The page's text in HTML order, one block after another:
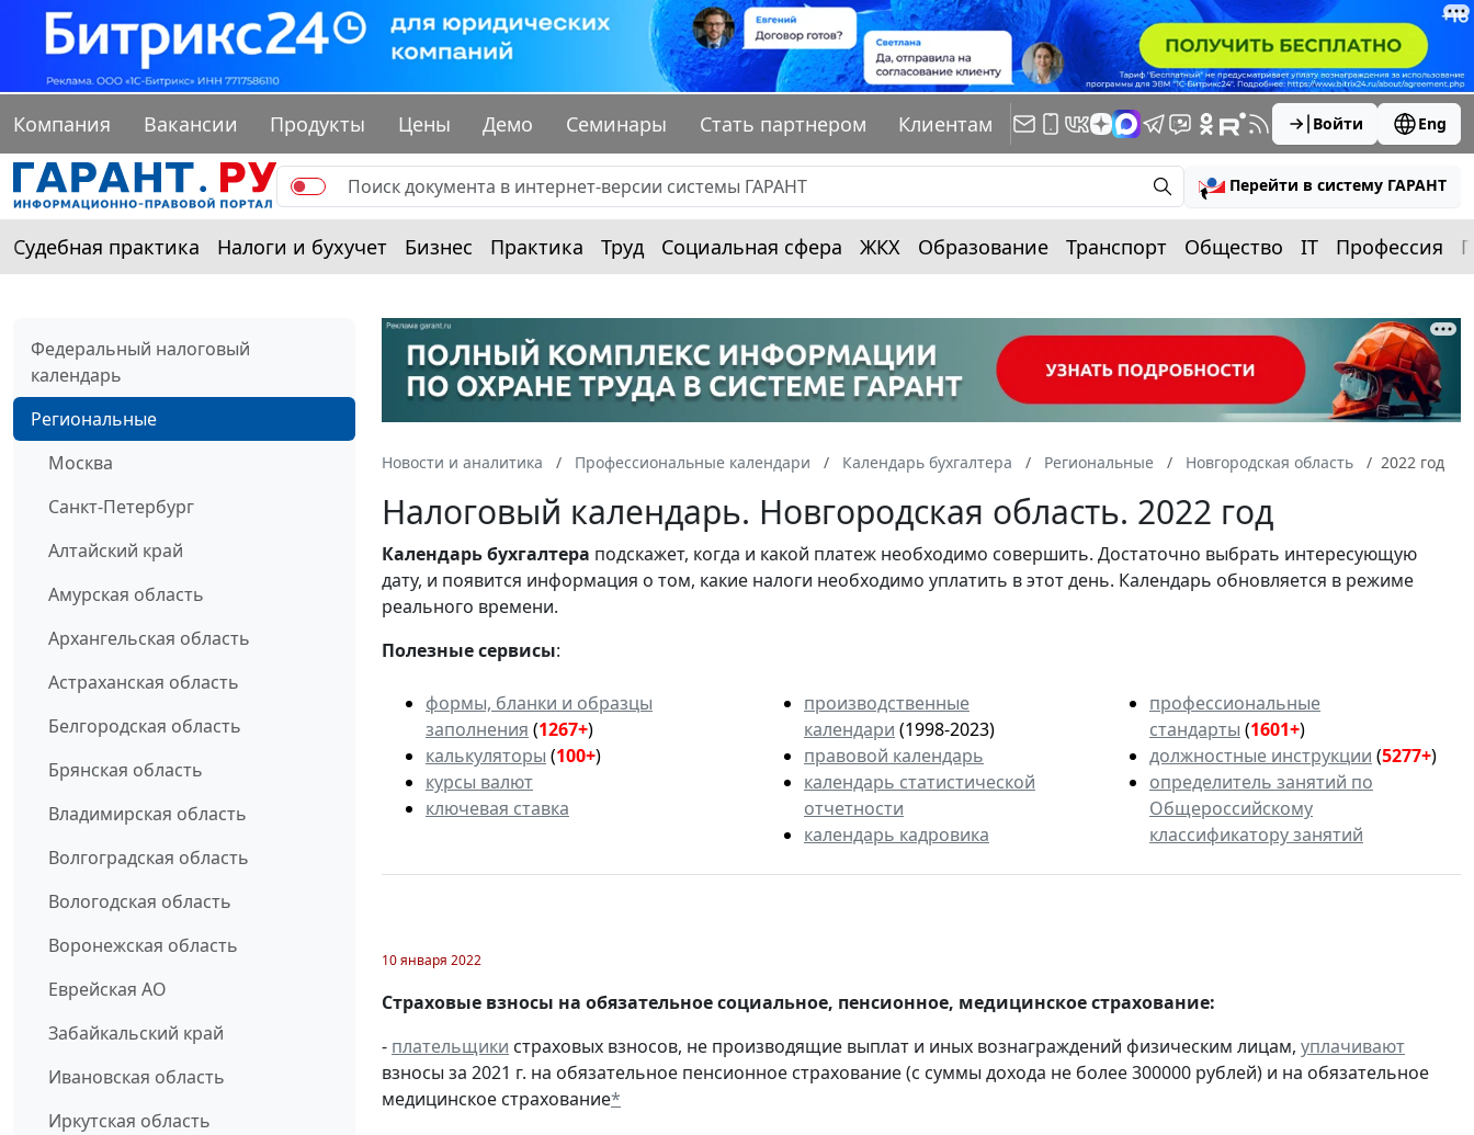
Компания Вакансии Продукты Цены Демо Семинары Стать партнером Клиентам Войти Eng
Перейти в систему ГАРАНТ
Судебная практика Налоги и бухучет Бизнес Практика Труд Социальная сфера ЖКХ Образование Транспорт Общество IT Профессия
Федеральный налоговый
календарь
Региональные
Москва
Санкт-Петербург
Алтайский край
Амурская область
Архангельская область
Астраханская область
Белгородская область
Брянская область
Владимирская область
Волгоградская область
Вологодская область
Воронежская область
Еврейская АО
Забайкальский край
Ивановская область
Иркутская область
Новости и аналитика Профессиональные календари Календарь бухгалтера Региональные Новгородская область 2022 год
Налоговый календарь. Новгородская область. 2022 год
Календарьбухгалтера подскажет, когда и какой платеж необходимо совершить. Достаточно выбрать интересующую
дату, и появится информация о том, какие налоги необходимо уплатить в этот день. Календарь обновляется в режиме
реального времени.
Полезные сервисы:
формы, бланки и образцы
заполнения (1267+)
калькуляторы (100+)
курсы валют
ключевая ставка
производственные
календари (1998-2023)
правовой календарь
календарь статистической
отчетности
календарь кадровика
профессиональные
стандарты (1601+)
должностные инструкции (5277+)
определитель занятий по
Общероссийскому
классификатору занятий
10 января 2022
Страховые взносы на обязательное социальное, пенсионное, медицинское страхование:
- плательщики страховых взносов, не производящие выплат и иных вознаграждений физическим лицам, уплачивают
взносы за 2021 г. на обязательное пенсионное страхование (с суммы дохода не более 300000 рублей) и на обязательное
медицинское страхование*